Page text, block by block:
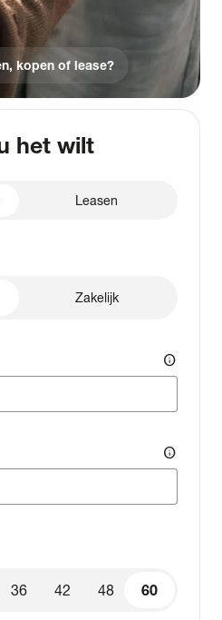
kopen of lease?
het wilt
Leasen
Zakelijk
info
info
60
36 42 48 60